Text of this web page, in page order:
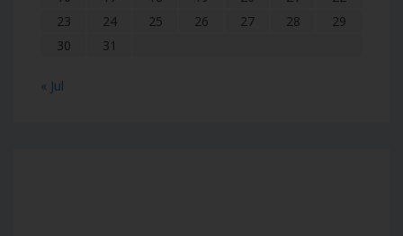
23
24 25 26 27 28
29
30
31
« Jul